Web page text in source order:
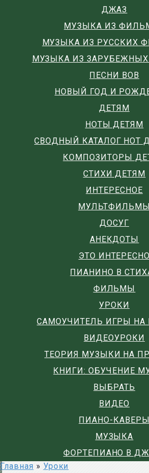
ДЖАЗ
МУЗЫКА ИЗ
МУЗЫКА ИЗ РУССКИХ
МУЗЫКА ИЗ
ПЕСНИ ВОВ
НОВЫЙ ГОД И
ДЕТЯМ
НОТЫ ДЕТЯМ
СВОДНЫЙ КАТАЛОГ НОТ
КОМПОЗИТОРЫ
СТИХИ ДЕТЯМ
ИНТЕРЕСНОЕ
МУЛЬТФИЛЬМЫ
ДОСУГ
АНЕКДОТЫ
ЭТО ИНТЕРЕСНО
ПИАНИНО В
ФИЛЬМЫ
УРОКИ
САМОУЧИТЕЛЬ ИГРЫ НА
ВИДЕОУРОКИ
ТЕОРИЯ МУЗЫКИ НА
КНИГИ: ОБУЧЕНИЕ
ВЫБРАТЬ
ВИДЕО
ПИАНО-КАВЕРЫ
МУЗЫКА
ФОРТЕПИАНО В
Главная » Уроки